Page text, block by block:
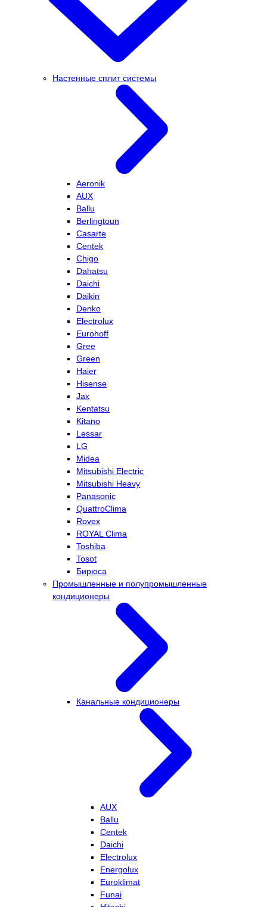
Настенные сплит системы
Aeronik
AUX
Ballu
Berlingtoun
Casarte
Centek
Chigo
Dahatsu
Daichi
Daikin
Denko
Electrolux
Eurohoff
Gree
Green
Haier
Hisense
Jax
Kentatsu
Kitano
Lessar
LG
Midea
Mitsubishi Electric
Mitsubishi Heavy
Panasonic
QuattroClima
Rovex
ROYAL Clima
Toshiba
Tosot
Бирюса
Промышленные и полупромышленные
кондиционеры
Канальные кондиционеры
AUX
Ballu
Centek
Daichi
Electrolux
Energolux
Euroklimat
Funai